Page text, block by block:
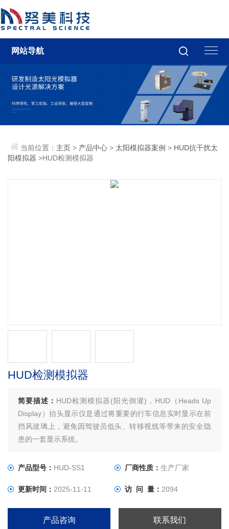
网站导航
当前位置： 主页 > 产品中心 > 太阳模拟器案例 > HUD抗干扰太
阳模拟器 >HUD检测模拟器
HUD检测模拟器
简要描述： HUD检测模拟器(阳光倒灌)，HUD（Heads Up
Display）抬头显示仪是通过将重要的行车信息实时显示在前
挡风玻璃上，避免因驾驶员低头、转移视线等带来的安全隐
患的一套显示系统。
产品型号： HUD-SS1 厂商性质： 生产厂家
更新时间： 2025-11-11 访 问 量： 2094
产品咨询 联系我们